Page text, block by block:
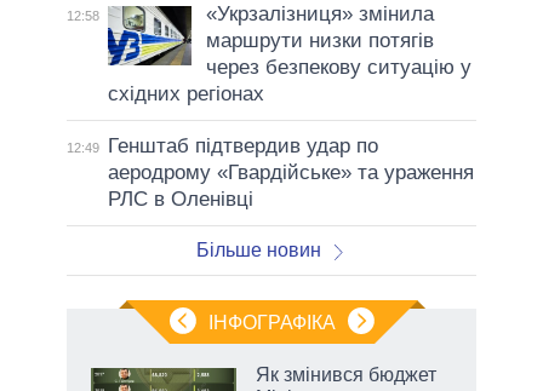
12:58
«Укрзалізниця» змінила
маршрути низки потягів
через безпекову ситуацію у
східних регіонах
12:49
Генштаб підтвердив удар по
аеродрому «Гвардійське» та ураження
РЛС в Оленівці
Більше новин
ІНФОГРАФІКА
Як змінився бюджет